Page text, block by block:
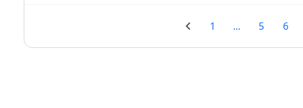
1 ... 5 6